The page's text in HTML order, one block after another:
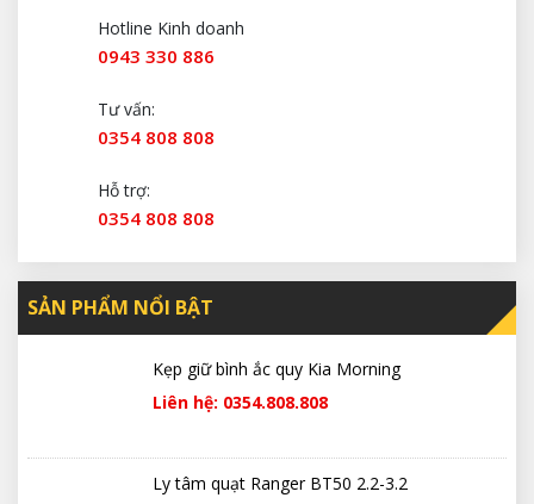
Hotline Kinh doanh
0943 330 886
Tư vấn:
0354 808 808
Hỗ trợ:
0354 808 808
SẢN PHẨM NỔI BẬT
Kẹp giữ bình ắc quy Kia Morning
Liên hệ: 0354.808.808
Ly tâm quạt Ranger BT50 2.2-3.2